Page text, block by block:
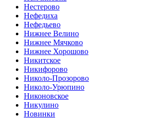
Нестерово
Нефедиха
Нефедьево
Нижнее Велино
Нижнее Мячково
Нижнее Хорошово
Никитское
Никифорово
Николо-Прозорово
Николо-Урюпино
Никоновское
Никулино
Новинки